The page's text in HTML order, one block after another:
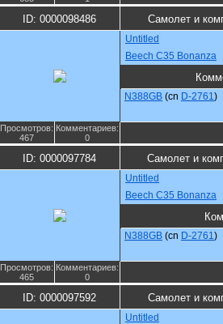
ID: 0000098486 Самолет и
Untitled
Beech C35 Bonanza
N388GB (cn D-2761)
Просмотров:
467
Комментариев:
0
ID: 0000097784 Самолет и
Untitled
Beech C35 Bonanza
N388GB (cn D-2761)
Просмотров:
465
Комментариев:
0
ID: 0000097592 Самолет и
Untitled